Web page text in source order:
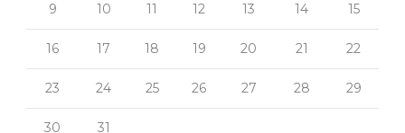
9 10 11 12 13 14 15
16 17 18 19 20 21 22
23 24 25 26 27 28 29
30 31